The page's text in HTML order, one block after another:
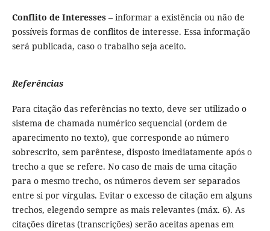
Conflito de Interesses– informar a existência ou não de
possíveis formas de conflitos de interesse. Essa informação
será publicada, caso o trabalho seja aceito.
Referências
Para citação das referências no texto, deve ser utilizado o
sistema de chamada numérico sequencial (ordem de
aparecimento no texto), que corresponde ao número
sobrescrito, sem parêntese, disposto imediatamente após o
trecho a que se refere. No caso de mais de uma citação
para o mesmo trecho, os números devem ser separados
entre si por vírgulas. Evitar o excesso de citação em alguns
trechos, elegendo sempre as mais relevantes (máx. 6). As
citações diretas (transcrições) serão aceitas apenas em